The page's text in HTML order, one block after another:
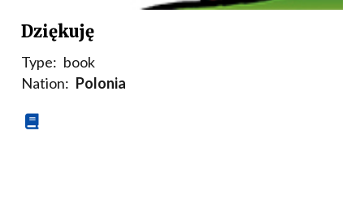
Dziękuję
Type: book
Nation: Polonia